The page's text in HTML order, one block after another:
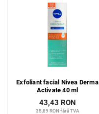
Exfoliant facial Nivea Derma
Activate 40 ml
35,89 RON fără TVA
43,43 RON